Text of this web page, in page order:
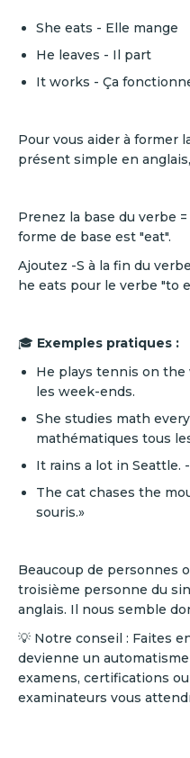
She eats - Elle mange
He leaves - Il part
It works - Ça
Pour vous aider à former
présent simple en
Prenez la base du verbe
forme de base est "eat".
Ajoutez -S à la fin du
he eats pour le verbe "to
🎓 Exemples pratiques :
He plays tennis on the
les week-ends.
She studies math
mathématiques tous
It rains a lot in Seattle.
The cat chases the
souris.»
Beaucoup de personnes
troisième personne du
anglais. Il nous semble
💡 Notre conseil : Faites
devienne un
examens, certifications
examinateurs vous